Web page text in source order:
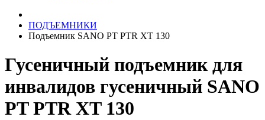
ПОДЪЕМНИКИ
Подъемник SANO PT PTR ХТ 130
Гусеничный подъемник для
инвалидов гусеничный SANO
PT PTR XT 130